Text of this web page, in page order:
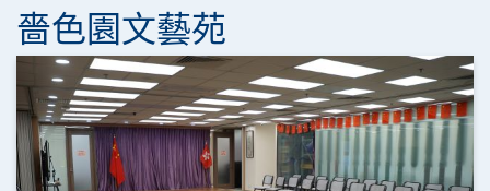
嗇色園文藝苑